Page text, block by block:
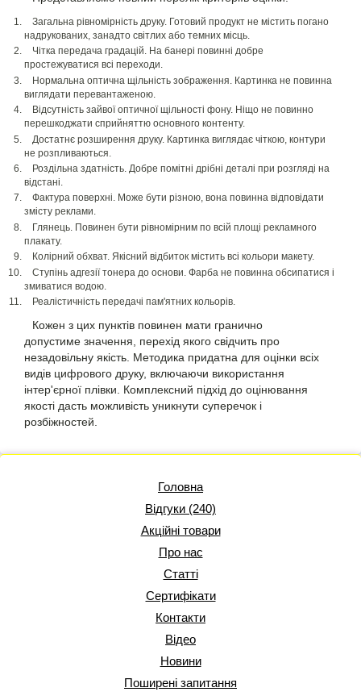
Загальна рівномірність друку. Готовий продукт не містить погано
надрукованих, занадто світлих або темних місць.
Чітка передача градацій. На банері повинні добре
простежуватися всі переходи.
Нормальна оптична щільність зображення. Картинка не повинна
виглядати перевантаженою.
Відсутність зайвої оптичної щільності фону. Ніщо не повинно
перешкоджати сприйняттю основного контенту.
Достатнє розширення друку. Картинка виглядає чіткою, контури
не розпливаються.
Роздільна здатність. Добре помітні дрібні деталі при розгляді на
відстані.
Фактура поверхні. Може бути різною, вона повинна відповідати
змісту реклами.
Глянець. Повинен бути рівномірним по всій площі рекламного
плакату.
Колірний обхват. Якісний відбиток містить всі кольори макету.
Ступінь адгезії тонера до основи. Фарба не повинна обсипатися і
змиватися водою.
Реалістичність передачі пам'ятних кольорів.
Кожен з цих пунктів повинен мати гранично
допустиме значення, перехід якого свідчить про
незадовільну якість. Методика придатна для оцінки всіх
видів цифрового друку, включаючи використання
інтер'єрної плівки. Комплексний підхід до оцінювання
якості дасть можливість уникнути суперечок і
розбіжностей.
Головна
Відгуки (240)
Акційні товари
Про нас
Статті
Сертифікати
Контакти
Відео
Новини
Поширені запитання